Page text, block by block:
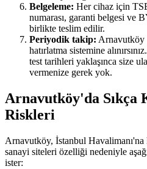
Belgeleme: Her cihaz için
numarası, garanti belgesi ve
birlikte teslim edilir.
Periyodik takip: Arnavutköy
hatırlatma sistemine
test tarihleri yaklaşınca size
vermenize gerek yok.
Arnavutköy'da Sıkça
Riskleri
Arnavutköy, İstanbul
sanayi siteleri özelliği nedeniyle
ister: